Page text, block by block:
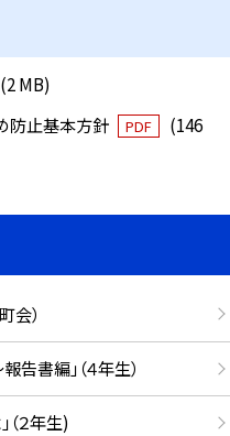
(2 MB)
防止基本方針
PDF
(146
会）
書編」（４年生）
２年生)